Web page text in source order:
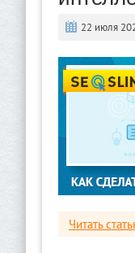
22 июля
Читать